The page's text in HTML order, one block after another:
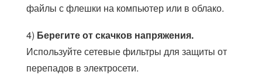
файлы с флешки на компьютер или в облако.
4) Берегите от скачков напряжения.
Используйте сетевые фильтры для защиты от
перепадов в электросети.